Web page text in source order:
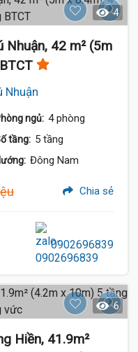
4
Nhuận, 42 m² (5m
Nhuận
ngủ: 4 phòng
tầng: 5 tầng
Đông Nam
Chia sẻ
0902696839
6
Hiền, 41.9m²